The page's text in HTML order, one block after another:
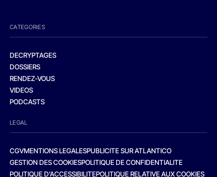
CATEGORIES
DECRYPTAGES
DOSSIERS
RENDEZ-VOUS
VIDEOS
PODCASTS
LEGAL
CGVMENTIONS LEGALESPUBLICITE SUR ATLANTICO
GESTION DES COOKIESPOLITIQUE DE CONFIDENTIALITE
POLITIQUE D’ACCESSIBILITEPOLITIQUE RELATIVE AUX COOKIES